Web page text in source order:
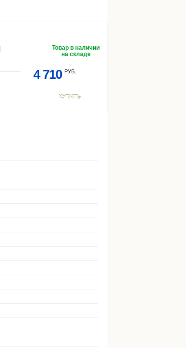
Товар в наличии
на складе
4 710 РУБ.
КУПИТЬ